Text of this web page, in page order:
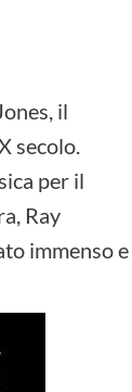
il
secolo.
per il
Ray
immenso e